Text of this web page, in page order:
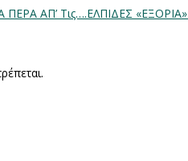
ΠΕΡΑ ΑΠ’ Τις….ΕΛΠΙΔΕΣ